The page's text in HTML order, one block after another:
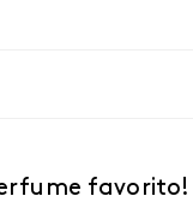
favorito!